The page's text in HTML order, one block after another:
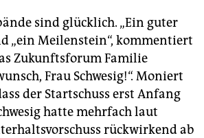
sind glücklich. „Ein guter
„ein Meilenstein“, kommentiert
Zukunftsforum Familie
Frau Schwesig!“. Moniert
der Startschuss erst Anfang
hatte mehrfach laut
rückwirkend ab